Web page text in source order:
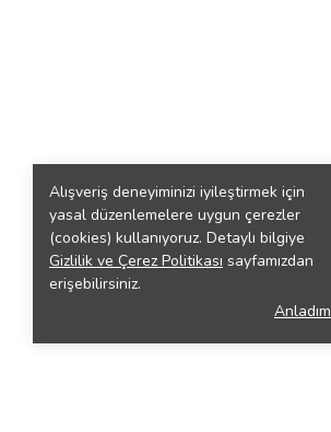
Alışveriş deneyiminizi iyileştirmek için
yasal düzenlemelere uygun çerezler
(cookies) kullanıyoruz. Detaylı bilgiye
Gizlilik ve Çerez Politikası sayfamızdan
erişebilirsiniz.
Anladım